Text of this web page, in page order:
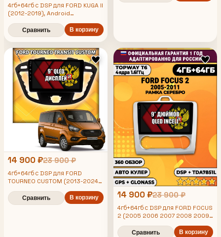
4гб+64гб с DSP для FORD KUGA II
(2012-2019), Android
магнитола, без слота под симку,
усилитель звука TDA7851 и
поддержка 360 камер
Сравнить В корзину
14 900 ₽23 900 ₽
4гб+64гб с DSP для FORD
TOURNEO CUSTOM (2013-2024),
для комплектации без CD,
Android магнитола, без слота
Сравнить В корзину 14 900 ₽23 900 ₽
4гб+64гб с DSP для FORD FOCUS
2 (2005 2006 2007 2008 2009
2010 2011) Форд Фокус, под
климат, Android магнитола
Сравнить В корзину